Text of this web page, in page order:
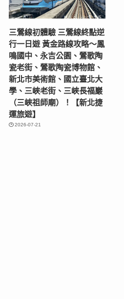
三鶯線初體驗 三鶯線終點逆
行一日遊 黃金路線攻略～鳳
鳴國中、永吉公園、鶯歌陶
瓷老街、鶯歌陶瓷博物館、
新北市美術館、國立臺北大
學、三峽老街、三峽長福巖
（三峽祖師廟）！【新北捷
運旅遊】
2026-07-21